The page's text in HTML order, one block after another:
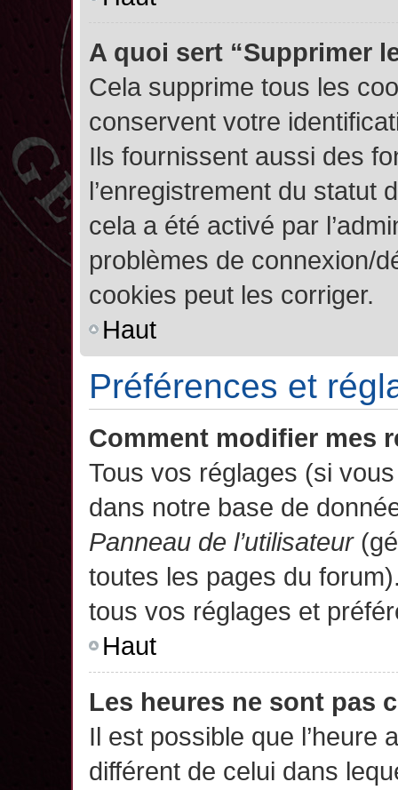
A quoi sert “Supprimer
Cela supprime tous les
conservent votre
Ils fournissent aussi des
l’enregistrement du statut
cela a été activé par
problèmes de connexion/
cookies peut les corriger.
Haut
Préférences et
Comment modifier mes
Tous vos réglages (si
dans notre base de
Panneau de l’utilisateur
toutes les pages du
tous vos réglages et
Haut
Les heures ne sont pas
Il est possible que l’heure
différent de celui dans